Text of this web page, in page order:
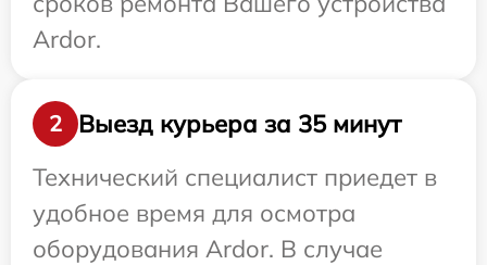
Ardor.
2
Выезд курьера за 35 минут
Технический специалист приедет в
удобное время для осмотра
оборудования Ardor. В случае